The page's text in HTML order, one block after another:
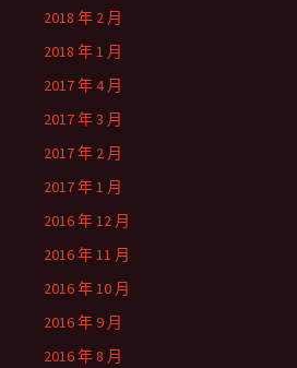
2018 年 2 月
2018 年 1 月
2017 年 4 月
2017 年 3 月
2017 年 2 月
2017 年 1 月
2016 年 12 月
2016 年 11 月
2016 年 10 月
2016 年 9 月
2016 年 8 月